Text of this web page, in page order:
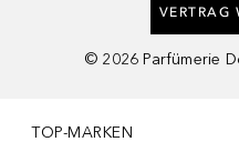
VERTRAG
© 2026 Parfümerie
TOP-MARKEN